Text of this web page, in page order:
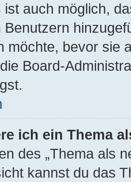
ist auch möglich,
Benutzern
möchte, bevor sie
Board-
ich ein Thema
des „Thema als
kannst du das